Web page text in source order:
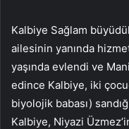
Kalbiye Sağlam
ailesinin yanında
yaşında evlendi ve
edince Kalbiye, iki
biyolojik babası)
Kalbiye, Niyazi